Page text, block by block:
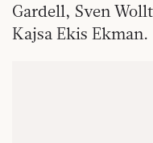
Gardell, Sven
Kajsa Ekis Ekman.